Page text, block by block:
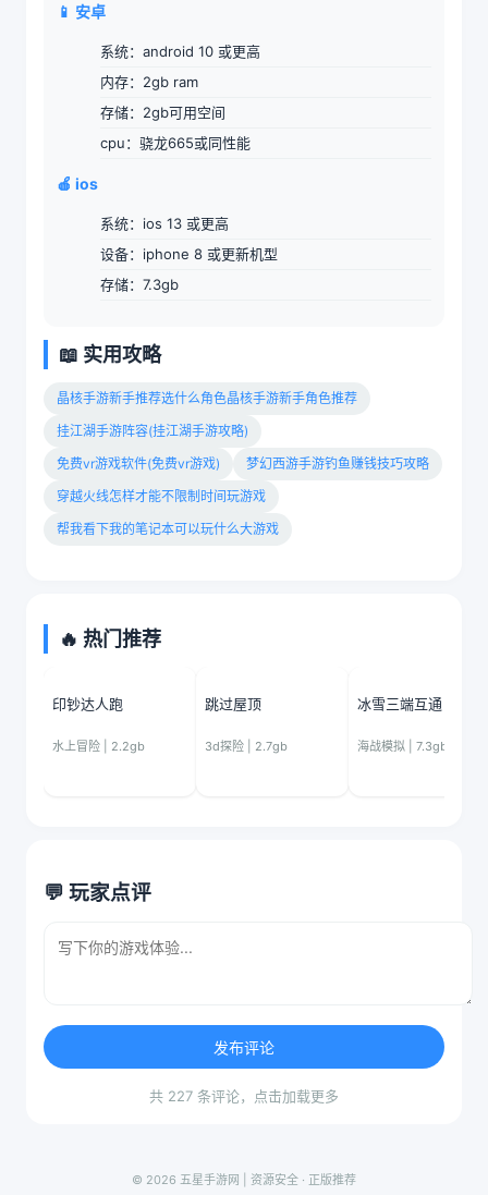
📱 安卓
系统：android 10 或更高
内存：2gb ram
存储：2gb可用空间
cpu：骁龙665或同性能
🍎 ios
系统：ios 13 或更高
设备：iphone 8 或更新机型
存储：7.3gb
📖 实用攻略
晶核手游新手推荐选什么角色晶核手游新手角色推荐
挂江湖手游阵容(挂江湖手游攻略)
免费vr游戏软件(免费vr游戏)
梦幻西游手游钓鱼赚钱技巧攻略
穿越火线怎样才能不限制时间玩游戏
帮我看下我的笔记本可以玩什么大游戏
🔥 热门推荐
印钞达人跑
水上冒险 | 2.2gb
跳过屋顶
3d探险 | 2.7gb
冰雪三端互通
海战模拟 | 7.3gb
💬 玩家点评
发布评论
共 227 条评论，点击加载更多
© 2026 五星手游网 | 资源安全 · 正版推荐